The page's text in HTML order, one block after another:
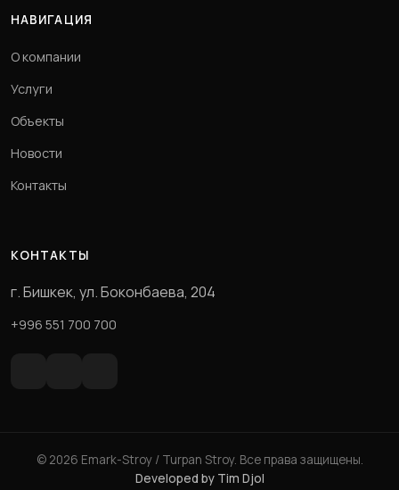
НАВИГАЦИЯ
О компании
Услуги
Объекты
Новости
Контакты
КОНТАКТЫ
г. Бишкек, ул. Боконбаева, 204
+996 551 700 700
© 2026 Emark-Stroy / Turpan Stroy. Все права защищены.
Developed by Tim Djol